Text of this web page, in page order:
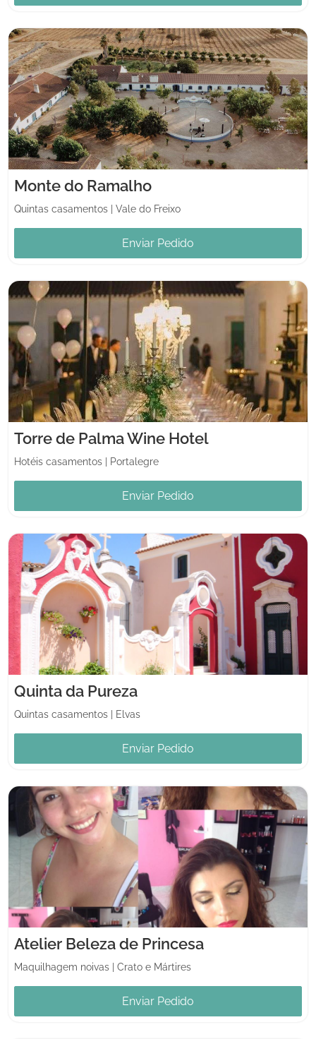
Monte do Ramalho
Quintas casamentos Vale do Freixo
Enviar Pedido
Torre de Palma Wine Hotel
Hotéis casamentos Portalegre
Enviar Pedido
Quinta da Pureza
Quintas casamentos Elvas
Enviar Pedido
Atelier Beleza de Princesa
Maquilhagem noivas Crato e Mártires
Enviar Pedido